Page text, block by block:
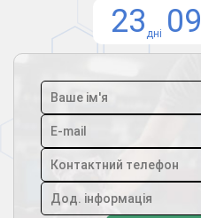
23 дні 09